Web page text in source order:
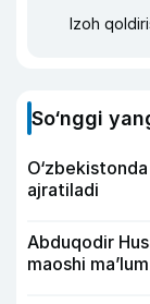
Izoh
So‘nggi
ajratiladi
Abduqodir
maoshi